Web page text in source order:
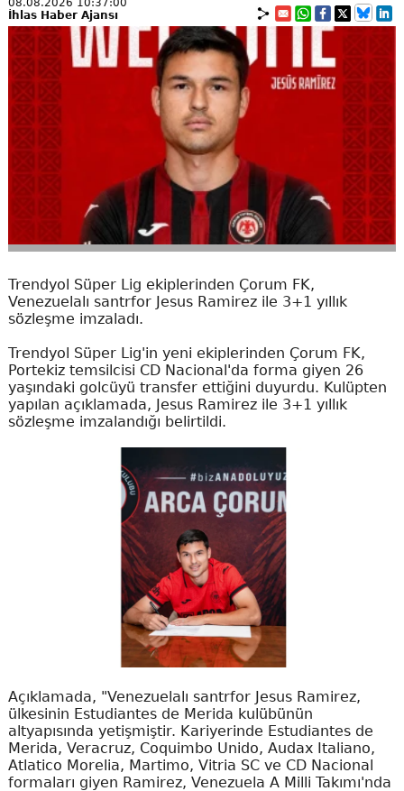
08.08.2026 10:37:00
İhlas Haber Ajansı
Trendyol Süper Lig ekiplerinden Çorum FK,
Venezuelalı santrfor Jesus Ramirez ile 3+1 yıllık
sözleşme imzaladı.
Trendyol Süper Lig'in yeni ekiplerinden Çorum FK,
Portekiz temsilcisi CD Nacional'da forma giyen 26
yaşındaki golcüyü transfer ettiğini duyurdu. Kulüpten
yapılan açıklamada, Jesus Ramirez ile 3+1 yıllık
sözleşme imzalandığı belirtildi.
Açıklamada, "Venezuelalı santrfor Jesus Ramirez,
ülkesinin Estudiantes de Merida kulübünün
altyapısında yetişmiştir. Kariyerinde Estudiantes de
Merida, Veracruz, Coquimbo Unido, Audax Italiano,
Atlatico Morelia, Martimo, Vitria SC ve CD Nacional
formaları giyen Ramirez, Venezuela A Milli Takımı'nda